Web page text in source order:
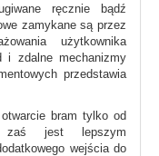
ręcznie bądź
zamykane są przez
użytkownika
i zdalne mechanizmy
przedstawia
bram tylko od
zaś jest lepszym
wejścia do